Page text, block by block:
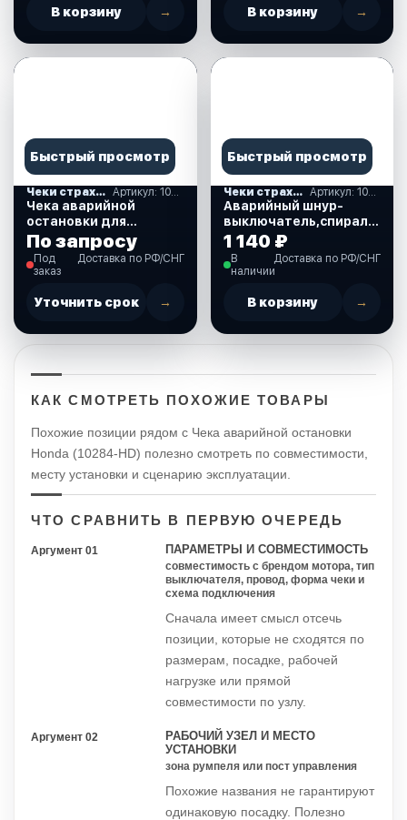
В корзину → В корзину →
Быстрый просмотр
Чеки страховочные и кнопки остановки Артикул: 10284-MC
Чека аварийной
остановки для
MERCURY (10284-MC)
По запросу
Под
заказ
Доставка по РФ/СНГ
Уточнить срок →
Быстрый просмотр
Чеки страховочные и кнопки остановки Артикул: 10247833
Аварийный шнур-
выключатель,спиральный
провод,
универсальный
(10247833)
1 140 ₽
В
наличии
Доставка по РФ/СНГ
В корзину →
КАК СМОТРЕТЬ ПОХОЖИЕ ТОВАРЫ
Похожие позиции рядом с Чека аварийной остановки
Honda (10284-HD) полезно смотреть по совместимости,
месту установки и сценарию эксплуатации.
ЧТО СРАВНИТЬ В ПЕРВУЮ ОЧЕРЕДЬ
Аргумент 01 ПАРАМЕТРЫ И СОВМЕСТИМОСТЬ
совместимость с брендом мотора, тип
выключателя, провод, форма чеки и
схема подключения
Сначала имеет смысл отсечь
позиции, которые не сходятся по
размерам, посадке, рабочей
нагрузке или прямой
совместимости по узлу.
Аргумент 02
РАБОЧИЙ УЗЕЛ И МЕСТО
УСТАНОВКИ
зона румпеля или пост управления
Похожие названия не гарантируют
одинаковую посадку. Полезно